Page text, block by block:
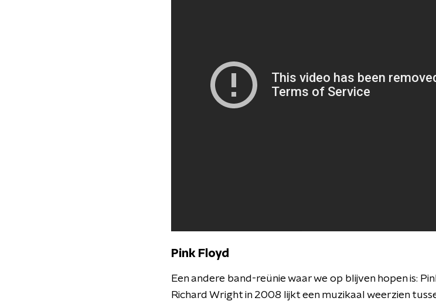
Pink Floyd
Een andere band-reünie waar we op blijven hopen is:
Richard Wright in 2008 lijkt een muzikaal weerzien